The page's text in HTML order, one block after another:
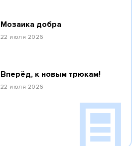
Мозаика добра
22 июля 2026
Вперёд, к новым трюкам!
22 июля 2026